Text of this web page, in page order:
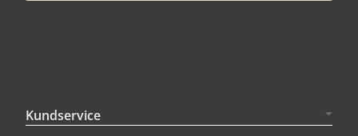
Kundservice